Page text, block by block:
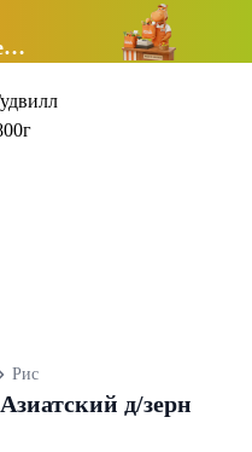
Рис
д/зерн